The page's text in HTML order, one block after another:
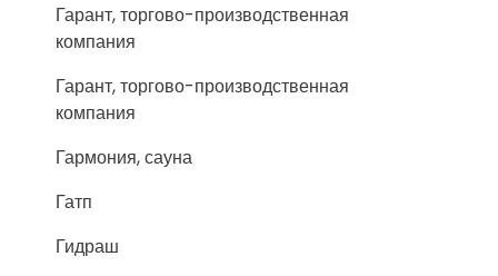
Гарант, торгово-производственная
компания
Гарант, торгово-производственная
компания
Гармония, сауна
Гатп
Гидраш